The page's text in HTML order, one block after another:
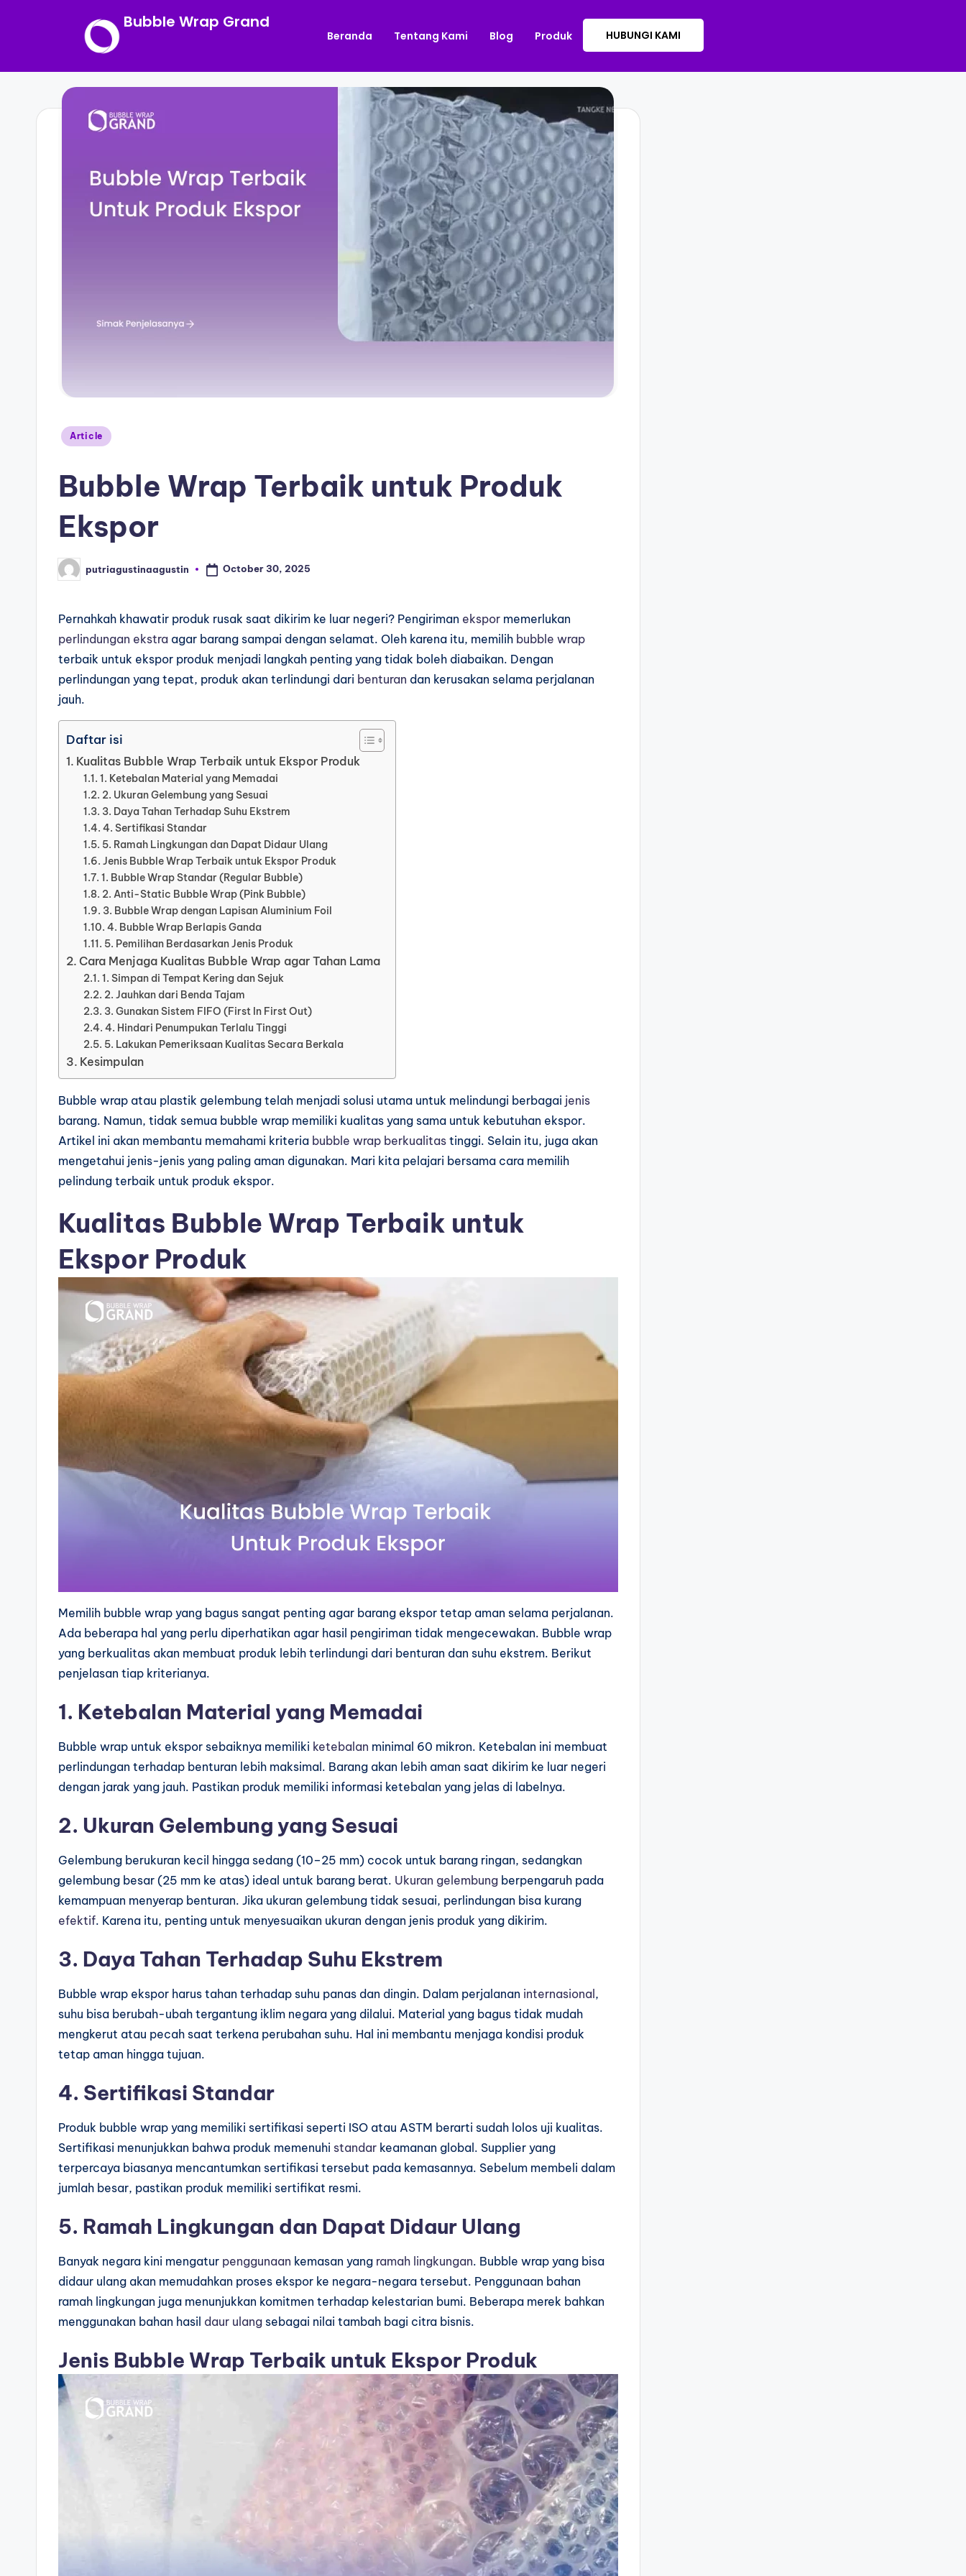
Bubble Wrap Grand
Beranda Tentang Kami Blog Produk HUBUNGI KAMI
Article
Bubble Wrap Terbaik untuk Produk
Ekspor
putriagustinaagustin October 30, 2025
Pernahkah khawatir produk rusak saat dikirim ke luar negeri? Pengiriman ekspor memerlukan
perlindungan ekstra agar barang sampai dengan selamat. Oleh karena itu, memilih bubble wrap
terbaik untuk ekspor produk menjadi langkah penting yang tidak boleh diabaikan. Dengan
perlindungan yang tepat, produk akan terlindungi dari benturan dan kerusakan selama perjalanan
jauh.
Daftar isi
Kualitas Bubble Wrap Terbaik untuk Ekspor Produk
1. Ketebalan Material yang Memadai
2. Ukuran Gelembung yang Sesuai
3. Daya Tahan Terhadap Suhu Ekstrem
4. Sertifikasi Standar
5. Ramah Lingkungan dan Dapat Didaur Ulang
Jenis Bubble Wrap Terbaik untuk Ekspor Produk
1. Bubble Wrap Standar (Regular Bubble)
2. Anti-Static Bubble Wrap (Pink Bubble)
3. Bubble Wrap dengan Lapisan Aluminium Foil
4. Bubble Wrap Berlapis Ganda
5. Pemilihan Berdasarkan Jenis Produk
Cara Menjaga Kualitas Bubble Wrap agar Tahan Lama
1. Simpan di Tempat Kering dan Sejuk
2. Jauhkan dari Benda Tajam
3. Gunakan Sistem FIFO (First In First Out)
4. Hindari Penumpukan Terlalu Tinggi
5. Lakukan Pemeriksaan Kualitas Secara Berkala
Kesimpulan
Bubble wrap atau plastik gelembung telah menjadi solusi utama untuk melindungi berbagai jenis
barang. Namun, tidak semua bubble wrap memiliki kualitas yang sama untuk kebutuhan ekspor.
Artikel ini akan membantu memahami kriteria bubble wrap berkualitas tinggi. Selain itu, juga akan
mengetahui jenis-jenis yang paling aman digunakan. Mari kita pelajari bersama cara memilih
pelindung terbaik untuk produk ekspor.
Kualitas Bubble Wrap Terbaik untuk
Ekspor Produk
Memilih bubble wrap yang bagus sangat penting agar barang ekspor tetap aman selama perjalanan.
Ada beberapa hal yang perlu diperhatikan agar hasil pengiriman tidak mengecewakan. Bubble wrap
yang berkualitas akan membuat produk lebih terlindungi dari benturan dan suhu ekstrem. Berikut
penjelasan tiap kriterianya.
1. Ketebalan Material yang Memadai
Bubble wrap untuk ekspor sebaiknya memiliki ketebalan minimal 60 mikron. Ketebalan ini membuat
perlindungan terhadap benturan lebih maksimal. Barang akan lebih aman saat dikirim ke luar negeri
dengan jarak yang jauh. Pastikan produk memiliki informasi ketebalan yang jelas di labelnya.
2. Ukuran Gelembung yang Sesuai
Gelembung berukuran kecil hingga sedang (10–25 mm) cocok untuk barang ringan, sedangkan
gelembung besar (25 mm ke atas) ideal untuk barang berat. Ukuran gelembung berpengaruh pada
kemampuan menyerap benturan. Jika ukuran gelembung tidak sesuai, perlindungan bisa kurang
efektif. Karena itu, penting untuk menyesuaikan ukuran dengan jenis produk yang dikirim.
3. Daya Tahan Terhadap Suhu Ekstrem
Bubble wrap ekspor harus tahan terhadap suhu panas dan dingin. Dalam perjalanan internasional ,
suhu bisa berubah-ubah tergantung iklim negara yang dilalui. Material yang bagus tidak mudah
mengkerut atau pecah saat terkena perubahan suhu. Hal ini membantu menjaga kondisi produk
tetap aman hingga tujuan.
4. Sertifikasi Standar
Produk bubble wrap yang memiliki sertifikasi seperti ISO atau ASTM berarti sudah lolos uji kualitas.
Sertifikasi menunjukkan bahwa produk memenuhi standar keamanan global. Supplier yang
terpercaya biasanya mencantumkan sertifikasi tersebut pada kemasannya. Sebelum membeli dalam
jumlah besar, pastikan produk memiliki sertifikat resmi.
5. Ramah Lingkungan dan Dapat Didaur Ulang
Banyak negara kini mengatur penggunaan kemasan yang ramah lingkungan. Bubble wrap yang bisa
didaur ulang akan memudahkan proses ekspor ke negara-negara tersebut. Penggunaan bahan
ramah lingkungan juga menunjukkan komitmen terhadap kelestarian bumi. Beberapa merek bahkan
menggunakan bahan hasil daur ulang sebagai nilai tambah bagi citra bisnis.
Jenis Bubble Wrap Terbaik untuk Ekspor Produk